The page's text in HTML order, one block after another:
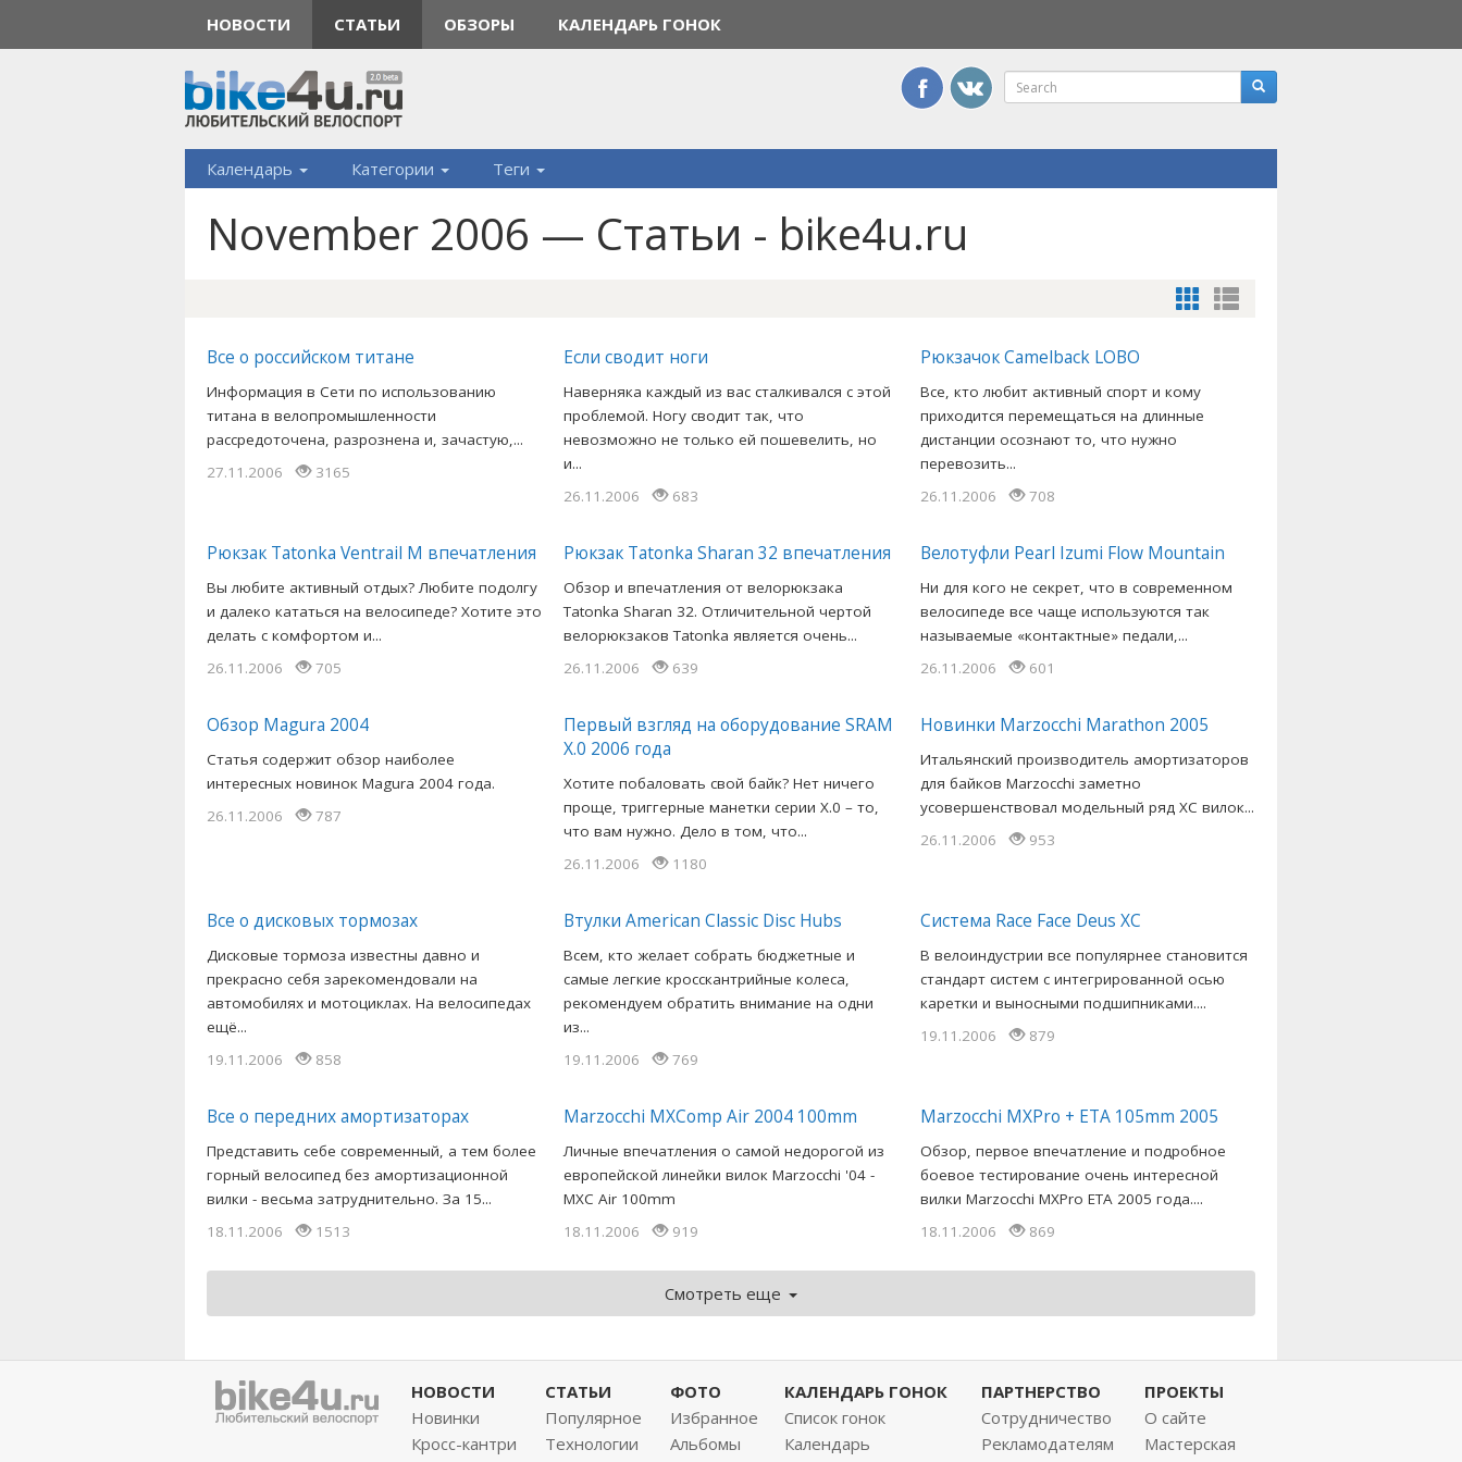
НОВОСТИ СТАТЬИ ОБЗОРЫ КАЛЕНДАРЬ ГОНОК
Календарь Категории Теги
November 2006 — Статьи - bike4u.ru
Все о российском титане
Информация в Сети по использованию
титана в велопромышленности
рассредоточена, разрознена и, зачастую,...
27.11.2006
3165
Если сводит ноги
Наверняка каждый из вас сталкивался с этой
проблемой. Ногу сводит так, что
невозможно не только ей пошевелить, но
и...
26.11.2006
683
Рюкзачок Camelback LOBO
Все, кто любит активный спорт и кому
приходится перемещаться на длинные
дистанции осознают то, что нужно
перевозить...
26.11.2006
708
Рюкзак Tatonka Ventrail M впечатления
Вы любите активный отдых? Любите подолгу
и далеко кататься на велосипеде? Хотите это
делать с комфортом и...
26.11.2006
705
Рюкзак Tatonka Sharan 32 впечатления
Обзор и впечатления от велорюкзака
Tatonka Sharan 32. Отличительной чертой
велорюкзаков Tatonka является очень...
26.11.2006
639
Велотуфли Pearl Izumi Flow Mountain
Ни для кого не секрет, что в современном
велосипеде все чаще используются так
называемые «контактные» педали,...
26.11.2006
601
Обзор Magura 2004
Статья содержит обзор наиболее
интересных новинок Magura 2004 года.
26.11.2006
787
Первый взгляд на оборудование SRAM
X.0 2006 года
Хотите побаловать свой байк? Нет ничего
проще, триггерные манетки серии X.0 – то,
что вам нужно. Дело в том, что...
26.11.2006
1180
Новинки Marzocchi Marathon 2005
Итальянский производитель амортизаторов
для байков Marzocchi заметно
усовершенствовал модельный ряд ХС вилок...
26.11.2006
953
Все о дисковых тормозах
Дисковые тормоза известны давно и
прекрасно себя зарекомендовали на
автомобилях и мотоциклах. На велосипедах
ещё...
19.11.2006
858
Втулки American Classic Disc Hubs
Всем, кто желает собрать бюджетные и
самые легкие кросскантрийные колеса,
рекомендуем обратить внимание на одни
из...
19.11.2006
769
Система Race Face Deus XC
В велоиндустрии все популярнее становится
стандарт систем с интегрированной осью
каретки и выносными подшипниками....
19.11.2006
879
Все о передних амортизаторах
Представить себе современный, а тем более
горный велосипед без амортизационной
вилки - весьма затруднительно. За 15...
18.11.2006
1513
Marzocchi MXComp Air 2004 100mm
Личные впечатления о самой недорогой из
европейской линейки вилок Marzocchi '04 -
MXC Air 100mm
18.11.2006
919
Marzocchi MXPro + ETA 105mm 2005
Обзор, первое впечатление и подробное
боевое тестирование очень интересной
вилки Marzocchi MXPro ETA 2005 года....
18.11.2006
869
Смотреть еще
НОВОСТИ
Новинки
Кросс-кантри
СТАТЬИ
Популярное
Технологии
ФОТО
Избранное
Альбомы
КАЛЕНДАРЬ ГОНОК
Список гонок
Календарь
ПАРТНЕРСТВО
Сотрудничество
Рекламодателям
ПРОЕКТЫ
О сайте
Мастерская